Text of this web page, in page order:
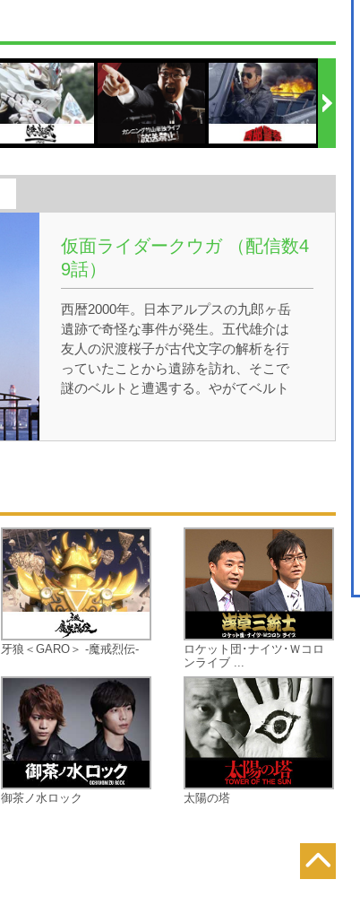
仮面ライダークウガ （配信数4
9話）
西暦2000年。日本アルプスの九郎ヶ岳
遺跡で奇怪な事件が発生。五代雄介は
友人の沢渡桜子が古代文字の解析を行
っていたことから遺跡を訪れ、そこで
謎のベルトと遭遇する。やがてベルト
牙狼＜GARO＞ -魔戒烈伝-
御茶ノ水ロック
ロケット団･ナイツ･Ｗコロ
ンライブ ...
太陽の塔